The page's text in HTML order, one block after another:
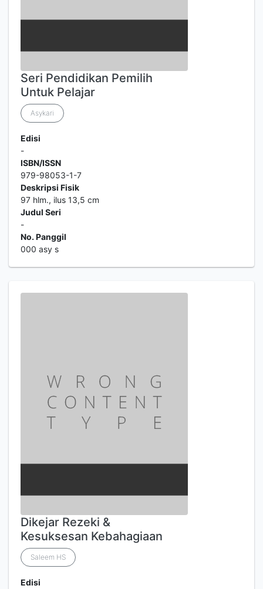
Seri Pendidikan Pemilih
Untuk Pelajar
Asykari
Edisi
-
ISBN/ISSN
979-98053-1-7
Deskripsi Fisik
97 hlm., ilus 13,5 cm
Judul Seri
-
No. Panggil
000 asy s
Dikejar Rezeki &
Kesuksesan Kebahagiaan
Saleem HS
Edisi